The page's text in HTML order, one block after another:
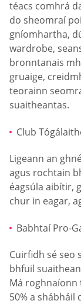
téacs comhrá
do sheomraí
gníomhartha,
wardrobe,
bronntanais
gruaige,
teorainn
suaitheantas.
Club
Ligeann an
agus rochtain
éagsúla aibítir,
chur in eagar,
Babhtaí Pro-
Cuirfidh sé seo
bhfuil
Má roghnaíonn
50% a shábháil